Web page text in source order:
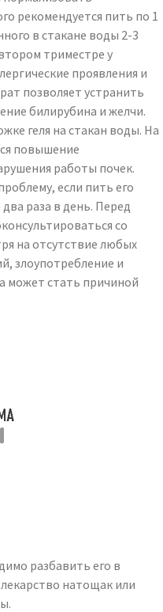
рекомендуется пить по 1
в стакане воды 2-3
триместре у
проявления и
позволяет устранить
билирубина и желчи.
геля на стакан воды. На
повышение
работы почек.
если пить его
раза в день. Перед
со
на отсутствие любых
злоупотребление и
может стать причиной
разбавить его в
натощак или